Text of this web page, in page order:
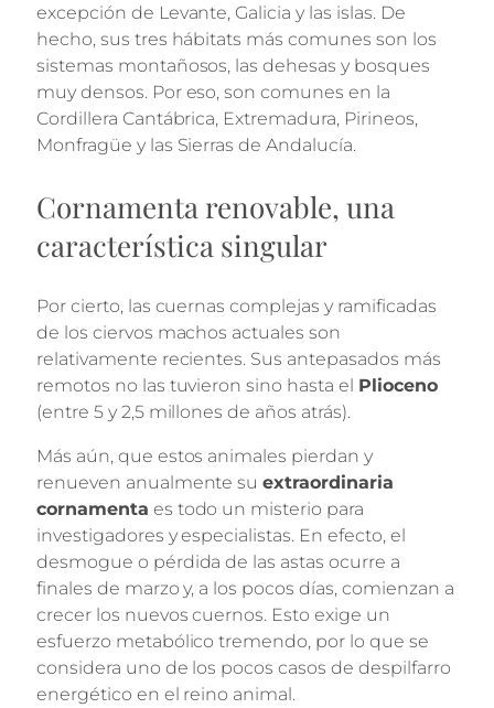
excepción de Levante, Galicia y las islas. De
hecho, sus tres hábitats más comunes son los
sistemas montañosos, las dehesas y bosques
muy densos. Por eso, son comunes en la
Cordillera Cantábrica, Extremadura, Pirineos,
Monfragüe y las Sierras de Andalucía.
Cornamenta renovable, una
característica singular
Por cierto, las cuernas complejas y ramificadas
de los ciervos machos actuales son
relativamente recientes. Sus antepasados más
remotos no las tuvieron sino hasta el Plioceno
(entre 5 y 2,5 millones de años atrás).
Más aún, que estos animales pierdan y
renueven anualmente suextraordinaria
cornamenta es todo un misterio para
investigadores y especialistas. En efecto, el
desmogue o pérdida de las astas ocurre a
finales de marzo y, a los pocos días, comienzan a
crecer los nuevos cuernos. Esto exige un
esfuerzo metabólico tremendo, por lo que se
considera uno de los pocos casos de despilfarro
energético en el reino animal.